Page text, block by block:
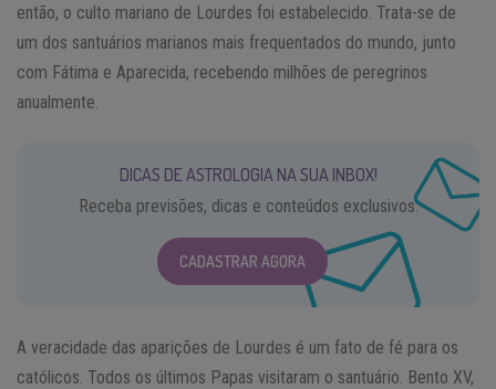
então, o culto mariano de Lourdes foi estabelecido. Trata-se de
um dos santuários marianos mais frequentados do mundo, junto
com Fátima e Aparecida, recebendo milhões de peregrinos
anualmente.
DICAS DE ASTROLOGIA NA SUA INBOX!
Receba previsões, dicas e conteúdos exclusivos.
CADASTRAR AGORA
A veracidade das aparições de Lourdes é um fato de fé para os
católicos. Todos os últimos Papas visitaram o santuário. Bento XV,